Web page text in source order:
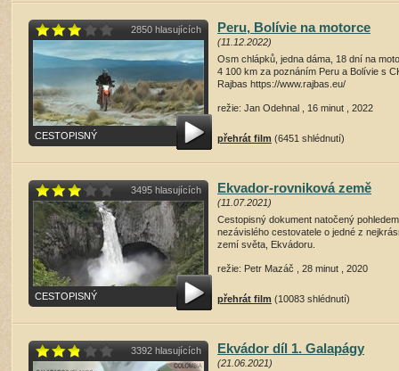
2850 hlasujících
CESTOPISNÝ
Peru, Bolívie na motorce
(11.12.2022)
Osm chlápků, jedna dáma, 18 dní na
4 100 km za poznáním Peru a Bolívie s
Rajbas https://www.rajbas.eu/
režie: Jan Odehnal , 16 minut , 2022
přehrát film (6451 shlédnutí)
3495 hlasujících
CESTOPISNÝ
Ekvador-rovniková země
(11.07.2021)
Cestopisný dokument natočený pohledem
nezávislého cestovatele o jedné z
zemí světa, Ekvádoru.
režie: Petr Mazáč , 28 minut , 2020
přehrát film (10083 shlédnutí)
3392 hlasujících Ekvádor díl 1. Galapágy
(21.06.2021)